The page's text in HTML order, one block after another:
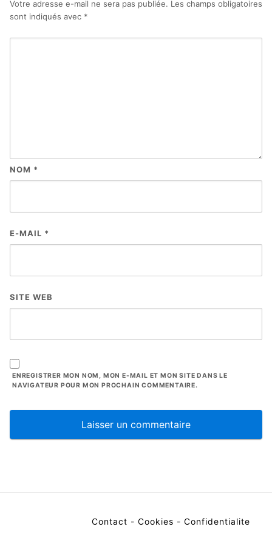
Votre adresse e-mail ne sera pas publiée. Les champs obligatoires
sont indiqués avec *
NOM *
E-MAIL *
SITE WEB
ENREGISTRER MON NOM, MON E-MAIL ET MON SITE DANS LE
NAVIGATEUR POUR MON PROCHAIN COMMENTAIRE.
Contact - Cookies - Confidentialite